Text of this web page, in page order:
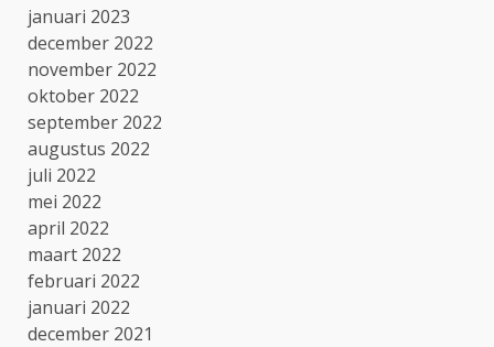
januari 2023
december 2022
november 2022
oktober 2022
september 2022
augustus 2022
juli 2022
mei 2022
april 2022
maart 2022
februari 2022
januari 2022
december 2021